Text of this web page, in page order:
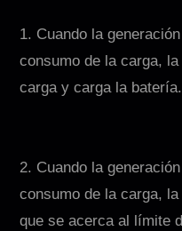
1. Cuando la
consumo de la carga,
carga y carga la batería.
2. Cuando la
consumo de la carga,
que se acerca al límite